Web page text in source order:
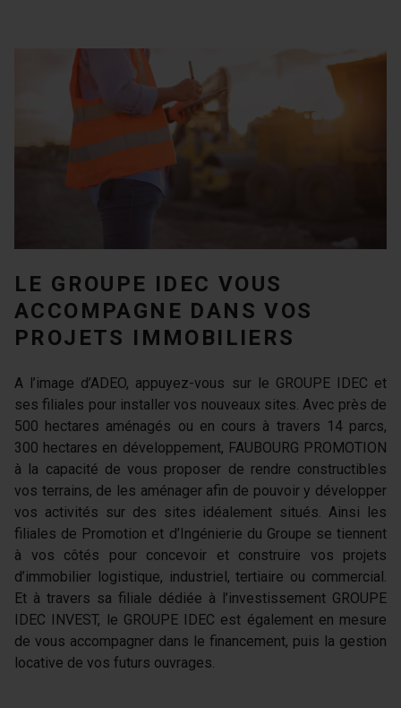
LE GROUPE IDEC VOUS
ACCOMPAGNE DANS VOS
PROJETS IMMOBILIERS
A l’image d’ADEO, appuyez-vous sur le GROUPE IDEC et
ses filiales pour installer vos nouveaux sites. Avec près de
500 hectares aménagés ou en cours à travers 14 parcs,
300 hectares en développement, FAUBOURG PROMOTION
à la capacité de vous proposer de rendre constructibles
vos terrains, de les aménager afin de pouvoir y développer
vos activités sur des sites idéalement situés. Ainsi les
filiales de Promotion et d’Ingénierie du Groupe se tiennent
à vos côtés pour concevoir et construire vos projets
d’immobilier logistique, industriel, tertiaire ou commercial.
Et à travers sa filiale dédiée à l’investissement GROUPE
IDEC INVEST, le GROUPE IDEC est également en mesure
de vous accompagner dans le financement, puis la gestion
locative de vos futurs ouvrages.